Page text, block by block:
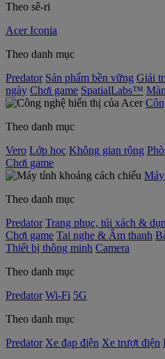
Theo sê-ri
Acer Iconia
Theo danh mục
Predator Sản phẩm bền vững Giải
ngày Chơi game SpatialLabs™
Theo danh mục
Vero Lớp học Không gian rộng
Chơi game
Theo danh mục
Predator Trang phục, túi xách &
Chơi game Tai nghe & Âm thanh
Thiết bị thông minh Camera
Theo danh mục
Predator Wi-Fi 5G
Theo danh mục
Predator Xe đạp điện Xe trượt điện